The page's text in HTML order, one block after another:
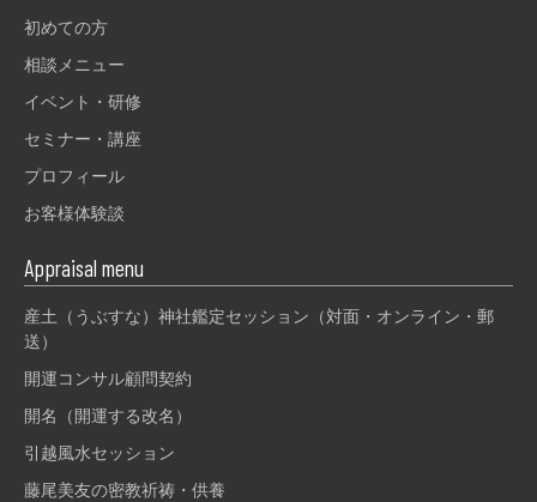
初めての方
相談メニュー
イベント・研修
セミナー・講座
プロフィール
お客様体験談
Appraisal menu
産土（うぶすな）神社鑑定セッション（対面・オンライン・郵
送）
開運コンサル顧問契約
開名（開運する改名）
引越風水セッション
藤尾美友の密教祈祷・供養